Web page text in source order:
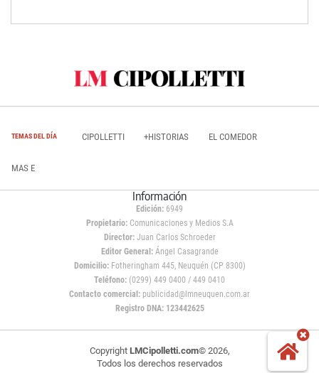
TEMAS DEL DÍA CIPOLLETTI +HISTORIAS EL COMEDOR
MAS E
Información
Edición: 6949
Propietario:Comunicaciones y Medios S.A
Director: Juan Carlos Schroeder
Editor General:Ángel Casagrande
Domicilio:Fotheringham 445, Neuquén (CP 8300)
Teléfono: (0299) 449 0400 / 449 0410
Contacto comercial: publicidad@lmneuquen.com.ar
Registro DNA: 123442625
Copyright LMCipolletti.com© 2026,
Todos los derechos reservados